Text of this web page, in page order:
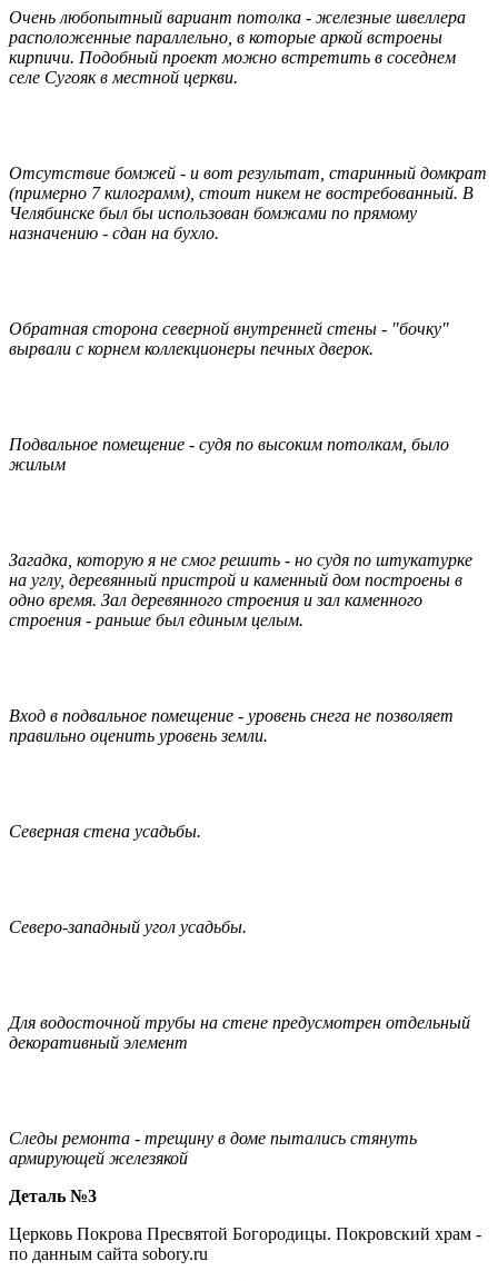
Очень любопытный вариант потолка - железные швеллера
расположенные параллельно, в которые аркой встроены
кирпичи. Подобный проект можно встретить в соседнем
селе Сугояк в местной церкви.
Отсутствие бомжей - и вот результат, старинный домкрат
(примерно 7 килограмм), стоит никем не востребованный. В
Челябинске был бы использован бомжами по прямому
назначению - сдан на бухло.
Обратная сторона северной внутренней стены - "бочку"
вырвали с корнем коллекционеры печных дверок.
Подвальное помещение - судя по высоким потолкам, было
жилым
Загадка, которую я не смог решить - но судя по штукатурке
на углу, деревянный пристрой и каменный дом построены в
одно время. Зал деревянного строения и зал каменного
строения - раньше был единым целым.
Вход в подвальное помещение - уровень снега не позволяет
правильно оценить уровень земли.
Северная стена усадьбы.
Северо-западный угол усадьбы.
Для водосточной трубы на стене предусмотрен отдельный
декоративный элемент
Следы ремонта - трещину в доме пытались стянуть
армирующей железякой
Деталь №3
Церковь Покрова Пресвятой Богородицы. Покровский храм -
по данным сайта sobory.ru